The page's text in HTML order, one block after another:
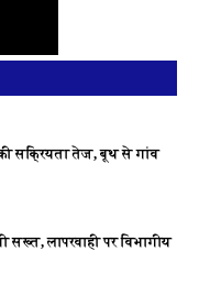
सक्रियता तेज, बूथ से गांव
लापरवाही पर विभागीय